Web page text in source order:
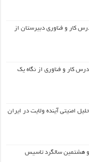
کار و فناوری دبیرستان از
کار و فناوری از نگاه یک
امنیتی آینده ولایت در ایران
هشتمین سالگرد تاسیس